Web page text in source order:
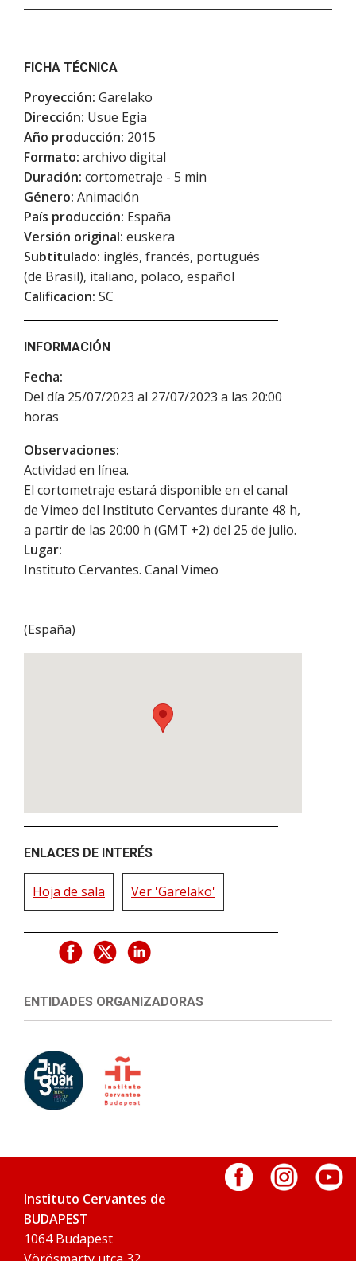
FICHA TÉCNICA
Proyección: Garelako
Dirección: Usue Egia
Año producción: 2015
Formato: archivo digital
Duración: cortometraje - 5 min
Género: Animación
País producción: España
Versión original: euskera
Subtitulado: inglés, francés, portugués
(de Brasil), italiano, polaco, español
Calificacion: SC
INFORMACIÓN
Fecha:
Del día 25/07/2023 al 27/07/2023 a las 20:00
horas
Observaciones:
Actividad en línea.
El cortometraje estará disponible en el canal
de Vimeo del Instituto Cervantes durante 48 h,
a partir de las 20:00 h (GMT +2) del 25 de julio.
Lugar:
Instituto Cervantes. Canal Vimeo
(España)
ENLACES DE INTERÉS
Hoja de sala Ver 'Garelako'
ENTIDADES ORGANIZADORAS
Instituto Cervantes de
BUDAPEST
1064 Budapest